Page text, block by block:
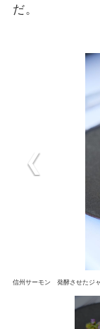
だ。
信州サーモン 発酵させたジ